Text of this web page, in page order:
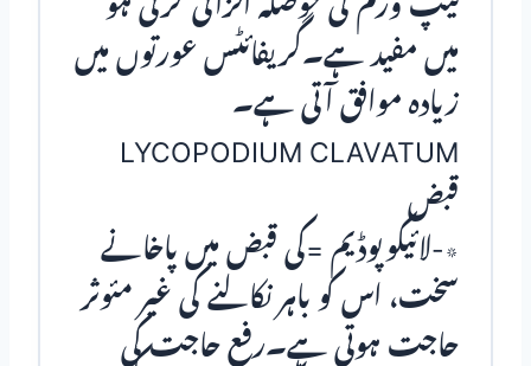
ٹیپ ورم کی حوصلہ افزائی کرتی ہو
میں مفید ہے۔گریفائٹس عورتوں میں
زیادہ موافق آتی ہے۔
LYCOPODIUM CLAVATUM
قبض
٭-لائیکوپوڈیم =کی قبض میں پاخانے
سخت، اس کو باہر نکالنے کی غیر مئوثر
حاجت ہوتی ہے۔رفع حاجت کی